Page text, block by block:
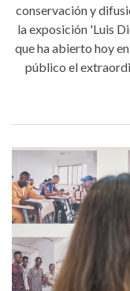
conservación y
la exposición 'Luis
que ha abierto hoy
público el